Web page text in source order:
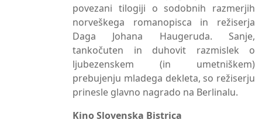
povezani tilogiji o sodobnih razmerjih
norveškega romanopisca in režiserja
Daga Johana Haugeruda. Sanje,
tankočuten in duhovit razmislek o
ljubezenskem (in umetniškem)
prebujenju mladega dekleta, so režiserju
prinesle glavno nagrado na Berlinalu.
Kino Slovenska Bistrica